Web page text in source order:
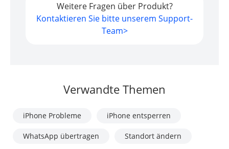
Weitere Fragen über Produkt?
Kontaktieren Sie bitte unserem Support-
Team>
Verwandte Themen
iPhone Probleme iPhone entsperren
WhatsApp übertragen Standort ändern